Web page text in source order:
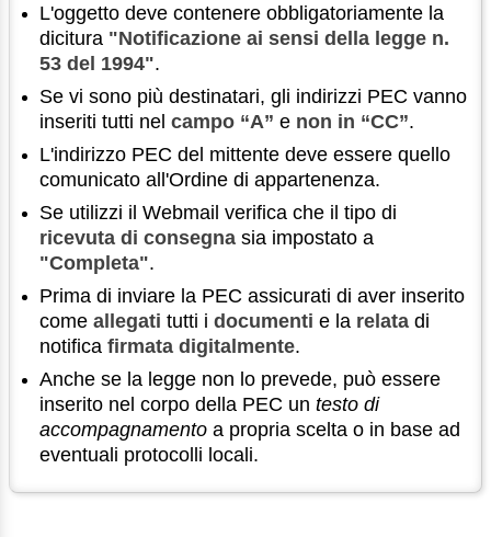
L'oggetto deve contenere obbligatoriamente la
dicitura "Notificazione ai sensi della legge n.
53 del 1994".
Se vi sono più destinatari, gli indirizzi PEC vanno
inseriti tutti nelcampo “A” e non in “CC”.
L'indirizzo PEC del mittente deve essere quello
comunicato all'Ordine di appartenenza.
Se utilizzi il Webmail verifica che il tipo di
ricevuta di consegna sia impostato a
"Completa".
Prima di inviare la PEC assicurati di aver inserito
comeallegati tutti idocumenti e la relata di
notificafirmata digitalmente.
Anche se la legge non lo prevede, può essere
inserito nel corpo della PEC untesto di
accompagnamento a propria scelta o in base ad
eventuali protocolli locali.